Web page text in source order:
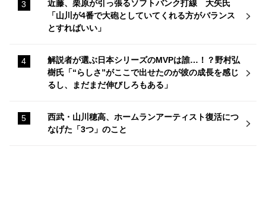
近藤、栗原が引っ張るソフトバンク打線 大矢氏
「山川が4番で大砲としていてくれる方がバランス
とすればいい」
解説者が選ぶ日本シリーズのMVPは誰…！？野村弘
樹氏「“らしさ”がここで出せたのが彼の成長を感じ
るし、まだまだ伸びしろもある」
西武・山川穂高、ホームランアーティスト復活につ
なげた「3つ」のこと